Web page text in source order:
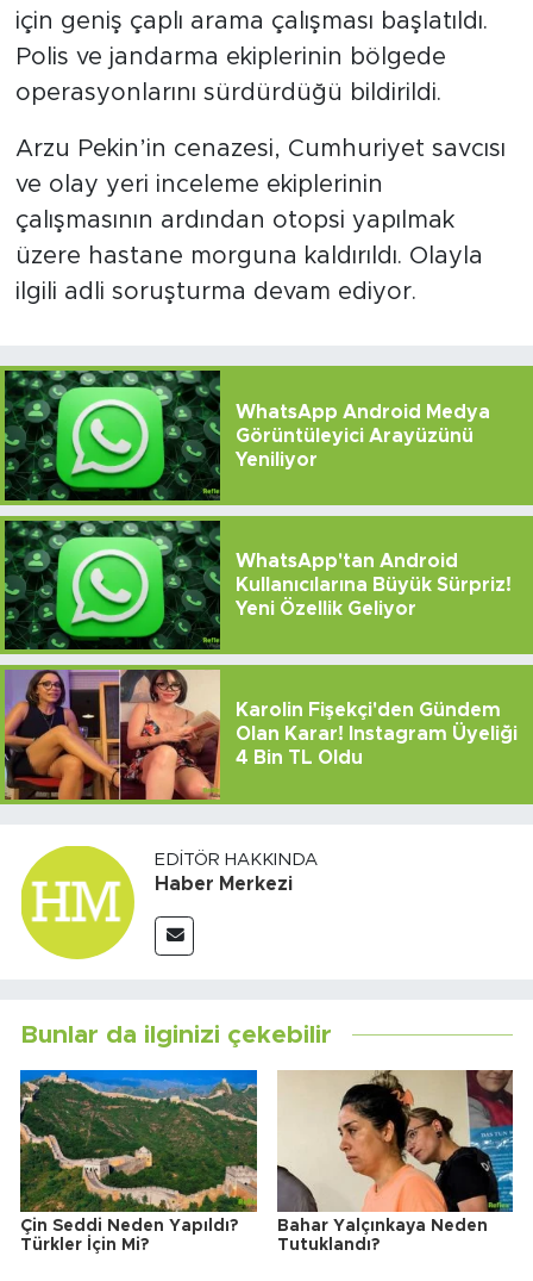
için geniş çaplı arama çalışması başlatıldı.
Polis ve jandarma ekiplerinin bölgede
operasyonlarını sürdürdüğü bildirildi.
Arzu Pekin’in cenazesi, Cumhuriyet savcısı
ve olay yeri inceleme ekiplerinin
çalışmasının ardından otopsi yapılmak
üzere hastane morguna kaldırıldı. Olayla
ilgili adli soruşturma devam ediyor.
WhatsApp Android Medya
Görüntüleyici Arayüzünü
Yeniliyor
WhatsApp'tan Android
Kullanıcılarına Büyük Sürpriz!
Yeni Özellik Geliyor
Karolin Fişekçi'den Gündem
Olan Karar! Instagram Üyeliği
4 Bin TL Oldu
EDITÖR HAKKINDA
Haber Merkezi
Bunlar da ilginizi çekebilir
Çin Seddi Neden Yapıldı?
Türkler İçin Mi?
Bahar Yalçınkaya Neden
Tutuklandı?